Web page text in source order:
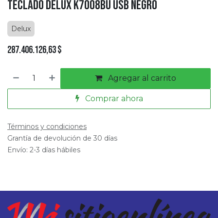
Teclado Delux K7008BU USB Negro
Delux
287.406.126,63$
Agregar al carrito
Comprar ahora
Términos y condiciones
Grantía de devolución de 30 días
Envío: 2-3 días hábiles